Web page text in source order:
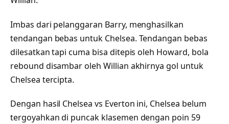
Imbas dari pelanggaran Barry, menghasilkan
tendangan bebas untuk Chelsea. Tendangan bebas
dilesatkan tapi cuma bisa ditepis oleh Howard, bola
rebound disambar oleh Willian akhirnya gol untuk
Chelsea tercipta.
Dengan hasil Chelsea vs Everton ini, Chelsea belum
tergoyahkan di puncak klasemen dengan poin 59